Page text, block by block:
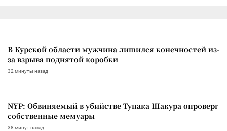
В Курской области мужчина лишился конечностей из-
за взрыва поднятой коробки
32 минуты назад
NYP: Обвиняемый в убийстве Тупака Шакура опроверг
собственные мемуары
38 минут назад